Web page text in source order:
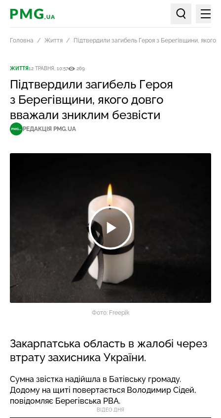
PMG.ua
Пошук по
Головна Життя Підтвердили загибель Героя з Берегівщини,
ЖИТТЯ12 ТРАВНЯ, 10:57 269
Підтвердили загибель Героя
з Берегівщини, якого довго
вважали зниклим безвісти
РЕДАКЦІЯ PMG.UA
Фото: Freepik
Закарпатська область в жалобі через
втрату захисника України.
Сумна звістка надійшла в Батівську громаду.
Додому на щиті повертається Володимир Сідей,
повідомляє Берегівська РВА.
ВІДЕО ДНЯ